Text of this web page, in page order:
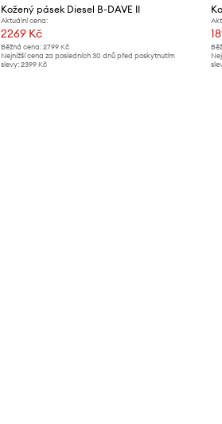
Kožený pásek Diesel B-DAVE II
Aktuální cena:
2269 Kč
Běžná cena: 2799 Kč
Nejnižší cena za posledních 30 dnů před poskytnutím
slevy: 2399 Kč